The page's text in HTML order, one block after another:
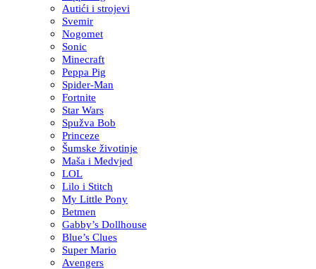
Autići i strojevi
Svemir
Nogomet
Sonic
Minecraft
Peppa Pig
Spider-Man
Fortnite
Star Wars
Spužva Bob
Princeze
Šumske životinje
Maša i Medvjed
LOL
Lilo i Stitch
My Little Pony
Betmen
Gabby’s Dollhouse
Blue’s Clues
Super Mario
Avengers